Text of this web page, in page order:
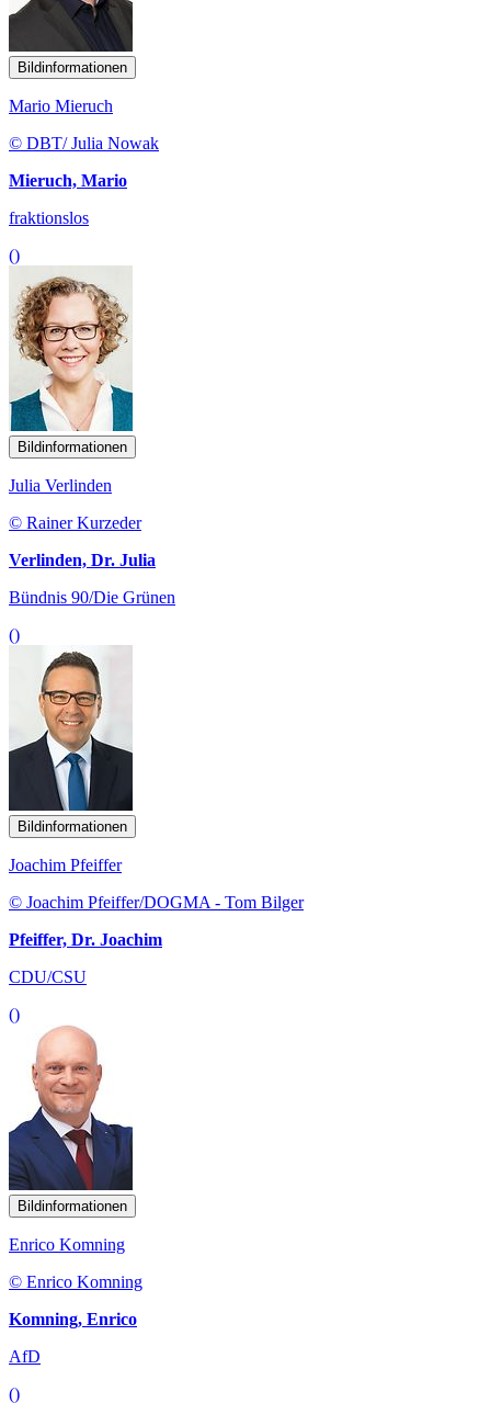
Bildinformationen
Mario Mieruch
© DBT/ Julia Nowak
Mieruch, Mario
fraktionslos
()
Bildinformationen
Julia Verlinden
© Rainer Kurzeder
Verlinden, Dr. Julia
Bündnis 90/Die Grünen
()
Bildinformationen
Joachim Pfeiffer
© Joachim Pfeiffer/DOGMA - Tom Bilger
Pfeiffer, Dr. Joachim
CDU/CSU
()
Bildinformationen
Enrico Komning
© Enrico Komning
Komning, Enrico
AfD
()